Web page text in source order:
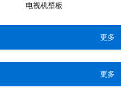
电视机壁板
更多
更多